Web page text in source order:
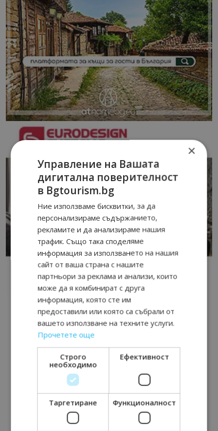
×
Управление на Вашата
дигитална поверителност
в Bgtourism.bg
Ние използваме бисквитки, за да
персонализираме съдържанието,
рекламите и да анализираме нашия
трафик. Също така споделяме
информация за използването на нашия
сайт от ваша страна с нашите
партньори за реклама и анализи, които
може да я комбинират с друга
информация, която сте им
предоставили или която са събрали от
вашето използване на техните услуги.
Прочетете още
Строго
необходимо
Ефективност
Таргетиране Функционалност